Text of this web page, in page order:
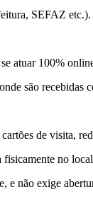
SEFAZ etc.).
atuar 100%
são recebidas
de visita,
fisicamente no
e não exige